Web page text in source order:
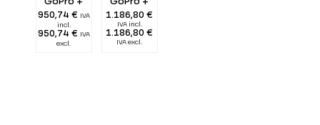
GoPro +
Pletina 25
cm + doble
Alu Light
55 + dos
1300 lumen
950,74 €
IVA
incl.
950,74 €
IVA
excl.
GoPro +
Pletina 25
cm + doble
Alu Light
55 + dos
1.186,80 €
IVA incl.
1.186,80 €
IVA excl.